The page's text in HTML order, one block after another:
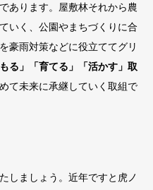
あります。屋敷林それから農
いく、公園やまちづくりに合
豪雨対策などに役立ててグリ
る」「育てる」「活かす」取
て未来に承継していく取組で
しましょう。近年ですと虎ノ